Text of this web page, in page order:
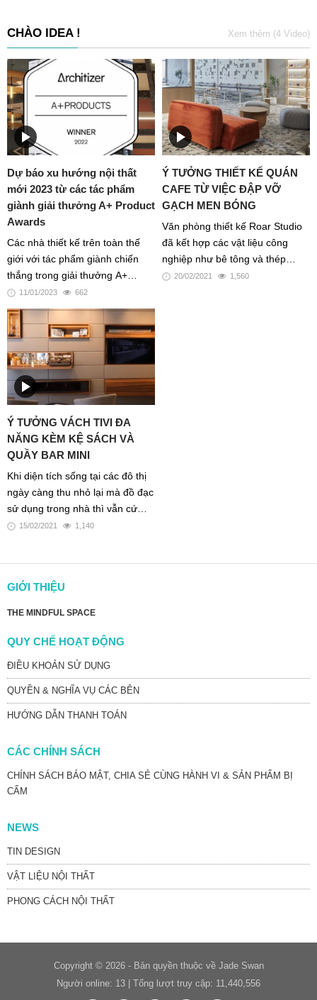
dụng không gian của riêng mình
thù công việc của họ vốn gây ra
tiếng ồn mà họ không muốn làm
phiền đến những người xung
quanh.
1000 độ C thì kính sẽ mềm chảy
ra. Cuối cùng là việc Sử dụng
trọng lực - hoặc áp suất cơ học
để có thể kéo kính thành hình
dạng mong muốn.
CHÀO IDEA ! Xem thêm (4 Video)
Dự báo xu hướng nội thất
mới 2023 từ các tác phẩm
giành giải thưởng A+ Product
Awards
Các nhà thiết kế trên toàn thế
giới với tác phẩm giành chiến
thắng trong giải thưởng A+
Product Awards đã tiết lộ các xu
hướng nội thất mới, mở ra dự
báo cho năm 2023
11/01/2023 662
Ý TƯỞNG THIẾT KẾ QUÁN
CAFE TỪ VIỆC ĐẬP VỠ
GẠCH MEN BÓNG
Văn phòng thiết kế Roar Studio
đã kết hợp các vật liệu công
nghiệp như bê tông và thép
không gỉ với gạch terrazzo và
20/02/2021 1,560
Ý TƯỞNG VÁCH TIVI ĐA
NĂNG KÈM KỆ SÁCH VÀ
QUẦY BAR MINI
Khi diện tích sống tại các đô thị
ngày càng thu nhỏ lại mà đồ đạc
sử dụng trong nhà thì vẫn cứ
phình to ra, kết hợp vách trang
15/02/2021 1,140
GIỚI THIỆU
THE MINDFUL SPACE
QUY CHẾ HOẠT ĐỘNG
ĐIỀU KHOẢN SỬ DỤNG
QUYỀN & NGHĨA VỤ CÁC BÊN
HƯỚNG DẪN THANH TOÁN
CÁC CHÍNH SÁCH
CHÍNH SÁCH BẢO MẬT, CHIA SẺ CÙNG HÀNH VI & SẢN PHẨM BỊ
CẤM
NEWS
TIN DESIGN
VẬT LIỆU NỘI THẤT
PHONG CÁCH NỘI THẤT
Copyright © 2026 - Bản quyền thuộc về Jade Swan
Người online: 13 | Tổng lượt truy cập: 11,440,556